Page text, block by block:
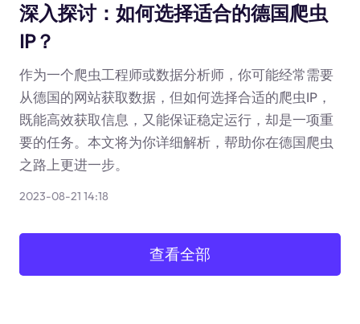
深入探讨：如何选择适合的德国爬虫
IP？
作为一个爬虫工程师或数据分析师，你可能经常需要
从德国的网站获取数据，但如何选择合适的爬虫IP，
既能高效获取信息，又能保证稳定运行，却是一项重
要的任务。本文将为你详细解析，帮助你在德国爬虫
之路上更进一步。
2023-08-21 14:18
查看全部